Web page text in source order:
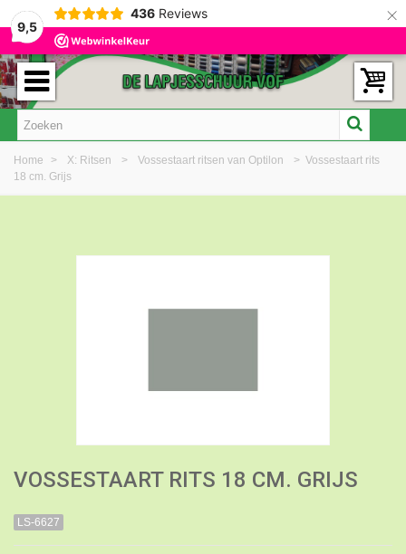
9,5
436 Reviews ×
Home > X: Ritsen > Vossestaart ritsen van Optilon > Vossestaart rits
18 cm. Grijs
VOSSESTAART RITS 18 CM. GRIJS
LS-6627